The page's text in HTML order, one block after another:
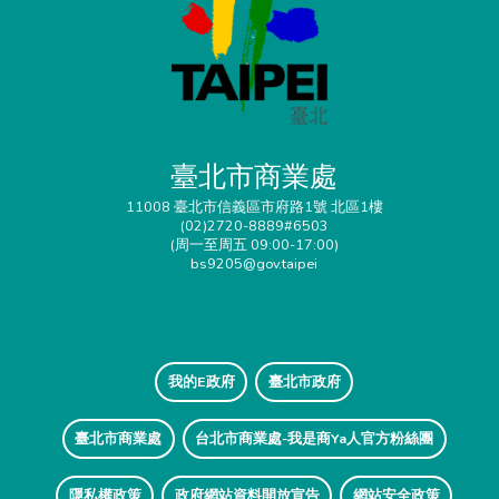
臺北市商業處
11008 臺北市信義區市府路1號 北區1樓
(02)2720-8889#6503
(周一至周五 09:00-17:00)
bs9205@gov.taipei
我的E政府 臺北市政府
臺北市商業處 台北市商業處-我是商Ya人官方粉絲團